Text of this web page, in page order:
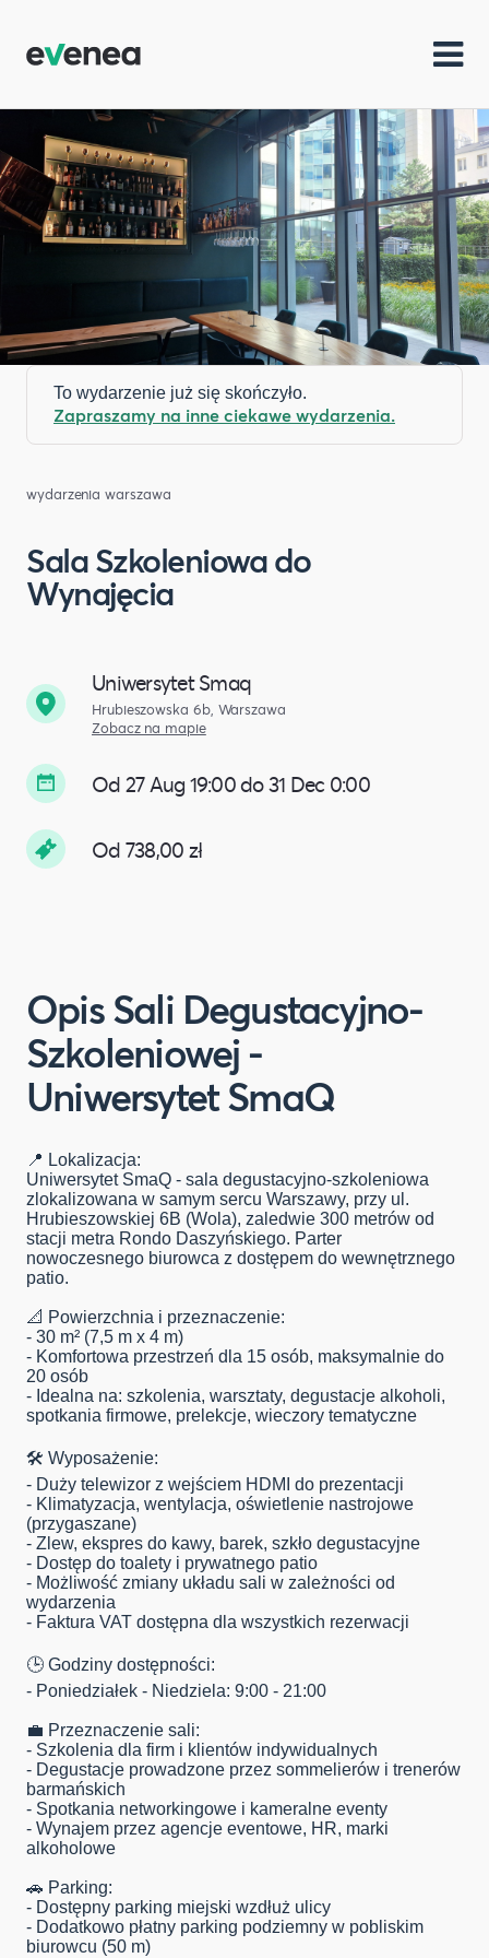
To wydarzenie już się skończyło.
Zapraszamy na inne ciekawe wydarzenia.
wydarzenia warszawa
Sala Szkoleniowa do
Wynajęcia
Uniwersytet Smaq
Hrubieszowska 6b, Warszawa
Zobacz na mapie
Od 27 Aug 19:00 do 31 Dec 0:00
Od 738,00 zł
Opis Sali Degustacyjno-
Szkoleniowej -
Uniwersytet SmaQ
📍 Lokalizacja:
Uniwersytet SmaQ - sala degustacyjno-szkoleniowa
zlokalizowana w samym sercu Warszawy, przy ul.
Hrubieszowskiej 6B (Wola), zaledwie 300 metrów od
stacji metra Rondo Daszyńskiego. Parter
nowoczesnego biurowca z dostępem do wewnętrznego
patio.
📐 Powierzchnia i przeznaczenie:
- 30 m² (7,5 m x 4 m)
- Komfortowa przestrzeń dla 15 osób, maksymalnie do
20 osób
- Idealna na: szkolenia, warsztaty, degustacje alkoholi,
spotkania firmowe, prelekcje, wieczory tematyczne
🛠️ Wyposażenie:
- Duży telewizor z wejściem HDMI do prezentacji
- Klimatyzacja, wentylacja, oświetlenie nastrojowe
(przygaszane)
- Zlew, ekspres do kawy, barek, szkło degustacyjne
- Dostęp do toalety i prywatnego patio
- Możliwość zmiany układu sali w zależności od
wydarzenia
- Faktura VAT dostępna dla wszystkich rezerwacji
🕒 Godziny dostępności:
- Poniedziałek - Niedziela: 9:00 - 21:00
💼 Przeznaczenie sali:
- Szkolenia dla firm i klientów indywidualnych
- Degustacje prowadzone przez sommelierów i trenerów
barmańskich
- Spotkania networkingowe i kameralne eventy
- Wynajem przez agencje eventowe, HR, marki
alkoholowe
🚗 Parking:
- Dostępny parking miejski wzdłuż ulicy
- Dodatkowo płatny parking podziemny w pobliskim
biurowcu (50 m)